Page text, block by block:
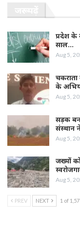
प्रदेश के
साल…
Aug 5,
चकराता
के
Aug 5,
सड़क
संस्थान
Aug 5,
जख्मों
Aug 5,
PREV NEXT 1 of